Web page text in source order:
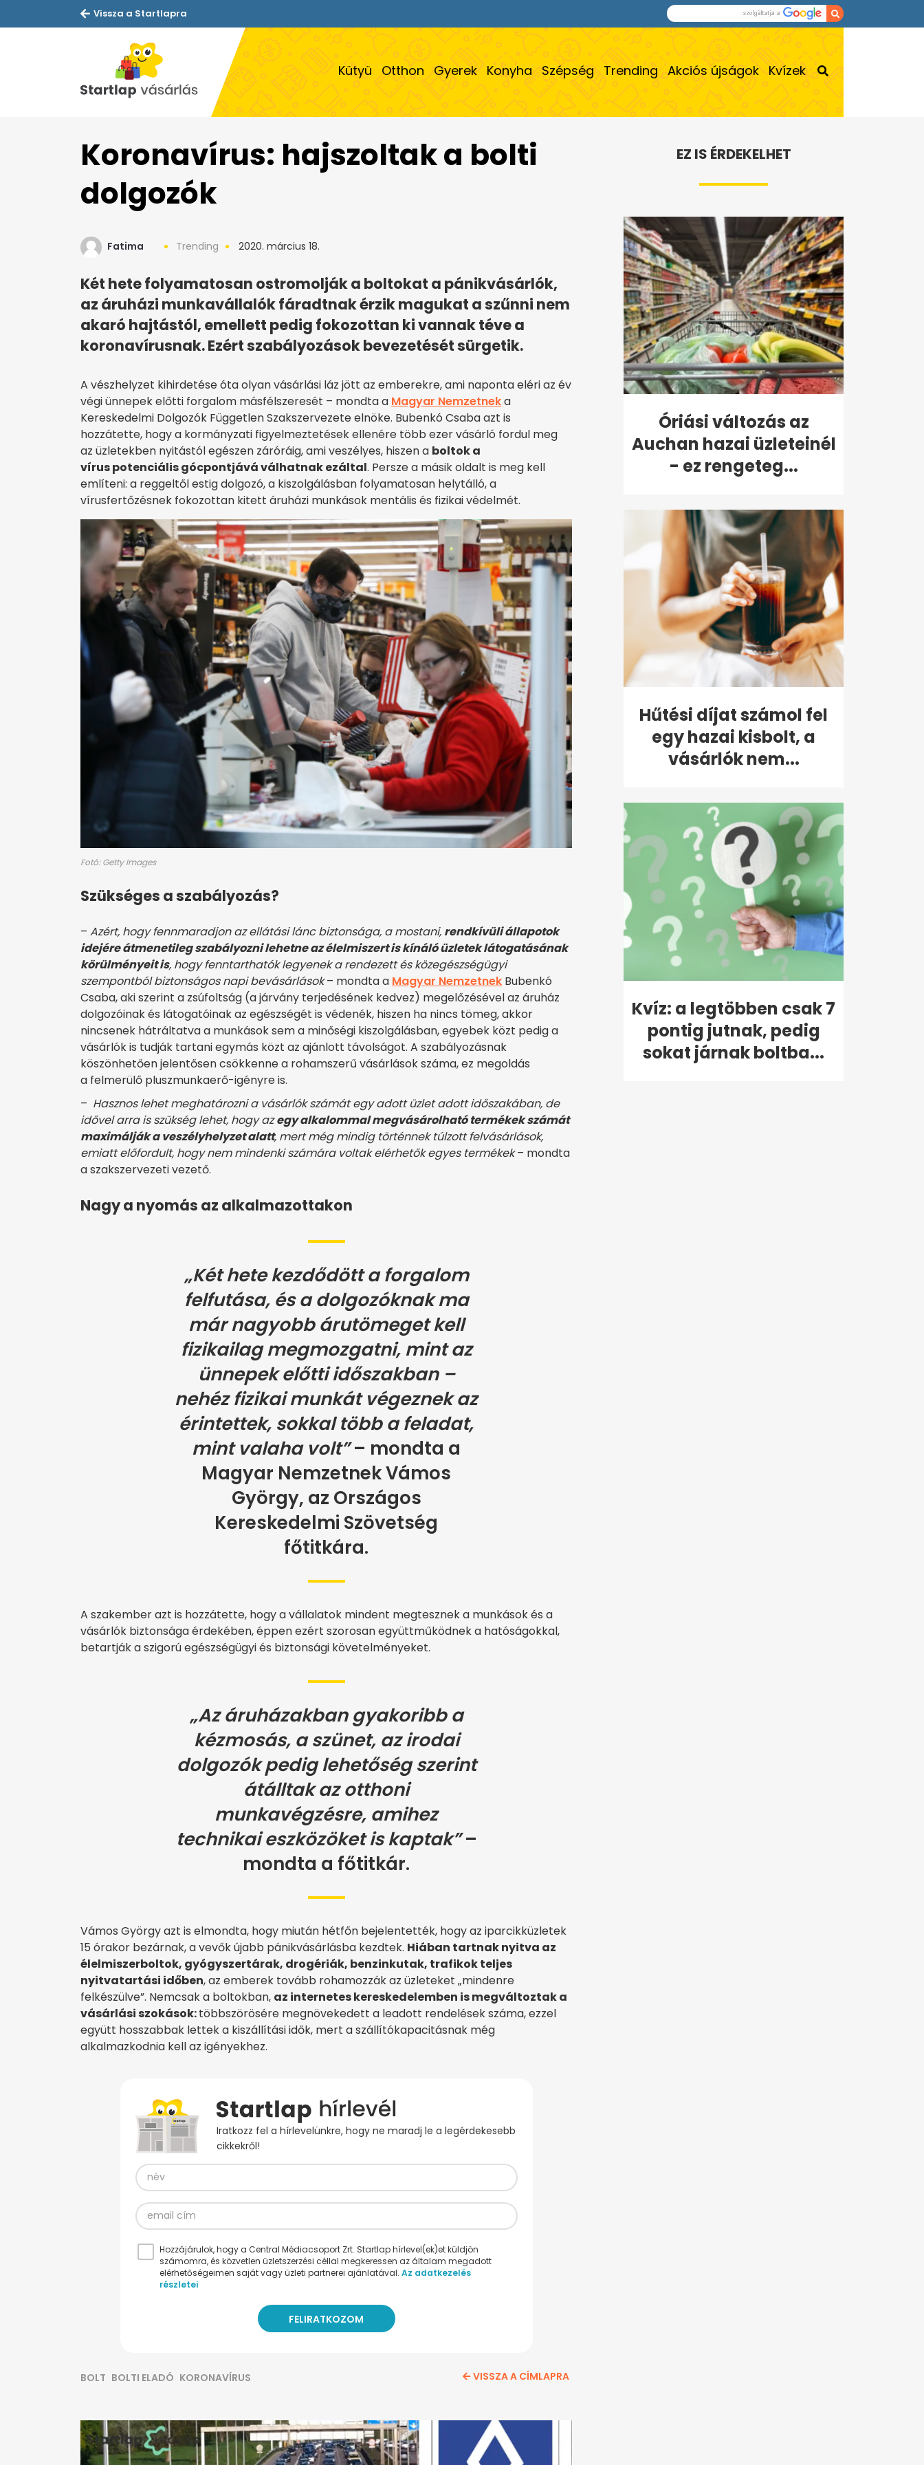
Vissza a Startlapra
Kütyü Otthon Gyerek Konyha Szépség Trending Akciós újságok Kvízek
Koronavírus: hajszoltak a bolti
dolgozók
Fatima Trending 2020. március 18.
Két hete folyamatosan ostromolják a boltokat a pánikvásárlók,
az áruházi munkavállalók fáradtnak érzik magukat a szűnni nem
akaró hajtástól, emellett pedig fokozottan ki vannak téve a
koronavírusnak. Ezért szabályozások bevezetését sürgetik.
A vészhelyzet kihirdetése óta olyan vásárlási láz jött az emberekre, ami naponta eléri az év
végi ünnepek előtti forgalom másfélszeresét – mondta a Magyar Nemzetneka
Kereskedelmi Dolgozók Független Szakszervezete elnöke. Bubenkó Csaba azt is
hozzátette, hogy a kormányzati figyelmeztetések ellenére több ezer vásárló fordul meg
az üzletekben nyitástól egészen záróráig, ami veszélyes, hiszen a boltok a
vírus potenciális gócpontjává válhatnak ezáltal. Persze a másik oldalt is meg kell
említeni: a reggeltől estig dolgozó, a kiszolgálásban folyamatosan helytálló, a
vírusfertőzésnek fokozottan kitett áruházi munkások mentális és fizikai védelmét.
Fotó: Getty Images
Szükséges a szabályozás?
– Azért, hogy fennmaradjon az ellátási lánc biztonsága, a mostani, rendkívüli állapotok
idejére átmenetileg szabályozni lehetne az élelmiszert is kínáló üzletek látogatásának
körülményeit is, hogy fenntarthatók legyenek a rendezett és közegészségügyi
szempontból biztonságos napi bevásárlások– mondta a Magyar Nemzetnek Bubenkó
Csaba, aki szerint a zsúfoltság (a járvány terjedésének kedvez) megelőzésével az áruház
dolgozóinak és látogatóinak az egészségét is védenék, hiszen ha nincs tömeg, akkor
nincsenek hátráltatva a munkások sem a minőségi kiszolgálásban, egyebek közt pedig a
vásárlók is tudják tartani egymás közt az ajánlott távolságot. A szabályozásnak
köszönhetően jelentősen csökkenne a rohamszerű vásárlások száma, ez megoldás
a felmerülő pluszmunkaerő-igényre is.
– Hasznos lehet meghatározni a vásárlók számát egy adott üzlet adott időszakában, de
idővel arra is szükség lehet, hogy azegy alkalommal megvásárolható termékek számát
maximálják a veszélyhelyzet alatt, mert még mindig történnek túlzott felvásárlások,
emiatt előfordult, hogy nem mindenki számára voltak elérhetők egyes termékek– mondta
a szakszervezeti vezető.
Nagy a nyomás az alkalmazottakon
„Két hete kezdődött a forgalom
felfutása, és a dolgozóknak ma
már nagyobb árutömeget kell
fizikailag megmozgatni, mint az
ünnepek előtti időszakban –
nehéz fizikai munkát végeznek az
érintettek, sokkal több a feladat,
mint valaha volt”– mondta a
Magyar Nemzetnek Vámos
György, az Országos
Kereskedelmi Szövetség
főtitkára.
A szakember azt is hozzátette, hogy a vállalatok mindent megtesznek a munkások és a
vásárlók biztonsága érdekében, éppen ezért szorosan együttműködnek a hatóságokkal,
betartják a szigorú egészségügyi és biztonsági követelményeket.
„Az áruházakban gyakoribb a
kézmosás, a szünet, az irodai
dolgozók pedig lehetőség szerint
átálltak az otthoni
munkavégzésre, amihez
technikai eszközöket is kaptak”–
mondta a főtitkár.
Vámos György azt is elmondta, hogy miután hétfőn bejelentették, hogy az iparcikküzletek
15 órakor bezárnak, a vevők újabb pánikvásárlásba kezdtek. Hiában tartnak nyitva az
élelmiszerboltok, gyógyszertárak, drogériák, benzinkutak, trafikok teljes
nyitvatartási időben, az emberek tovább rohamozzák az üzleteket „mindenre
felkészülve”. Nemcsak a boltokban, az internetes kereskedelemben is megváltoztak a
vásárlási szokások:többszörösére megnövekedett a leadott rendelések száma, ezzel
együtt hosszabbak lettek a kiszállítási idők, mert a szállítókapacitásnak még
alkalmazkodnia kell az igényekhez.
Iratkozz fel a hírlevelünkre, hogy ne maradj le a legérdekesebb
cikkekről!
Hozzájárulok, hogy a Central Médiacsoport Zrt. Startlap hírlevel(ek)et küldjön
számomra, és közvetlen üzletszerzési céllal megkeressen az általam megadott
elérhetőségeimen saját vagy üzleti partnerei ajánlatával. Az adatkezelés
részletei
BOLT BOLTI ELADÓ KORONAVÍRUS VISSZA A CÍMLAPRA
EZ IS ÉRDEKELHET
Óriási változás az
Auchan hazai üzleteinél
- ez rengeteg...
Hűtési díjat számol fel
egy hazai kisbolt, a
vásárlók nem...
Kvíz: a legtöbben csak 7
pontig jutnak, pedig
sokat járnak boltba...